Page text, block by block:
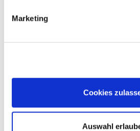
Marketing
Cookies
Auswahl